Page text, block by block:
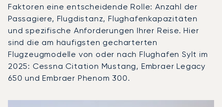
Faktoren eine entscheidende Rolle: Anzahl der
Passagiere, Flugdistanz, Flughafenkapazitäten
und spezifische Anforderungen Ihrer Reise. Hier
sind die am häufigsten gecharterten
Flugzeugmodelle von oder nach Flughafen Sylt im
2025: Cessna Citation Mustang, Embraer Legacy
650 und Embraer Phenom 300.